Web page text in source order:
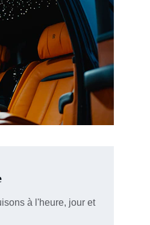
à l'heure, jour et